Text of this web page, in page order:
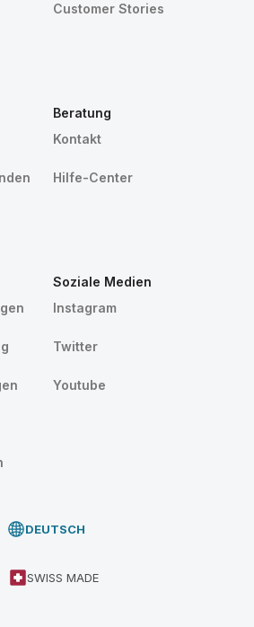
Customer Stories
Beratung
Kontakt
Hilfe-Center
Soziale Medien
Instagram
Twitter
Youtube
DEUTSCH
SWISS MADE